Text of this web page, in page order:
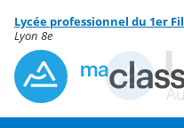
Menu de la rubrique
Contenu
Lycée professionnel du 1er
Lyon 8e